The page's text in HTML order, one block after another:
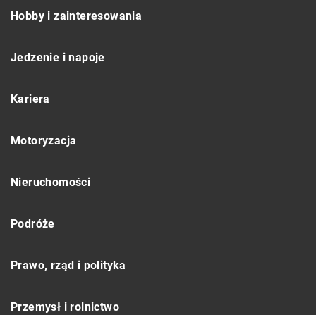
Hobby i zainteresowania
Jedzenie i napoje
Kariera
Motoryzacja
Nieruchomości
Podróże
Prawo, rząd i polityka
Przemysł i rolnictwo